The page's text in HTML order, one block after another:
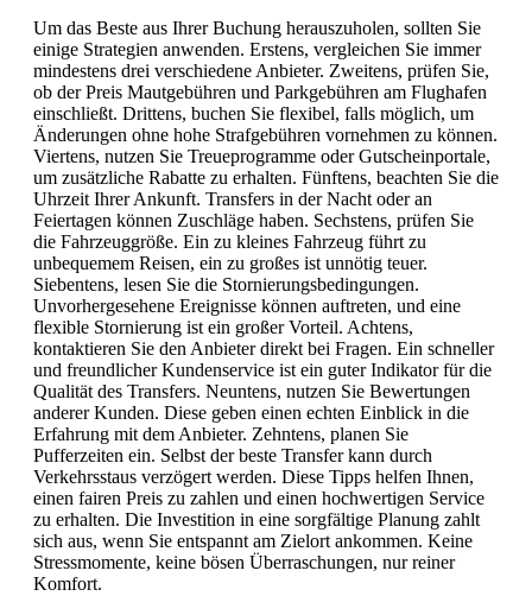
Um das Beste aus Ihrer Buchung herauszuholen, sollten Sie
einige Strategien anwenden. Erstens, vergleichen Sie immer
mindestens drei verschiedene Anbieter. Zweitens, prüfen Sie,
ob der Preis Mautgebühren und Parkgebühren am Flughafen
einschließt. Drittens, buchen Sie flexibel, falls möglich, um
Änderungen ohne hohe Strafgebühren vornehmen zu können.
Viertens, nutzen Sie Treueprogramme oder Gutscheinportale,
um zusätzliche Rabatte zu erhalten. Fünftens, beachten Sie die
Uhrzeit Ihrer Ankunft. Transfers in der Nacht oder an
Feiertagen können Zuschläge haben. Sechstens, prüfen Sie
die Fahrzeuggröße. Ein zu kleines Fahrzeug führt zu
unbequemem Reisen, ein zu großes ist unnötig teuer.
Siebentens, lesen Sie die Stornierungsbedingungen.
Unvorhergesehene Ereignisse können auftreten, und eine
flexible Stornierung ist ein großer Vorteil. Achtens,
kontaktieren Sie den Anbieter direkt bei Fragen. Ein schneller
und freundlicher Kundenservice ist ein guter Indikator für die
Qualität des Transfers. Neuntens, nutzen Sie Bewertungen
anderer Kunden. Diese geben einen echten Einblick in die
Erfahrung mit dem Anbieter. Zehntens, planen Sie
Pufferzeiten ein. Selbst der beste Transfer kann durch
Verkehrsstaus verzögert werden. Diese Tipps helfen Ihnen,
einen fairen Preis zu zahlen und einen hochwertigen Service
zu erhalten. Die Investition in eine sorgfältige Planung zahlt
sich aus, wenn Sie entspannt am Zielort ankommen. Keine
Stressmomente, keine bösen Überraschungen, nur reiner
Komfort.